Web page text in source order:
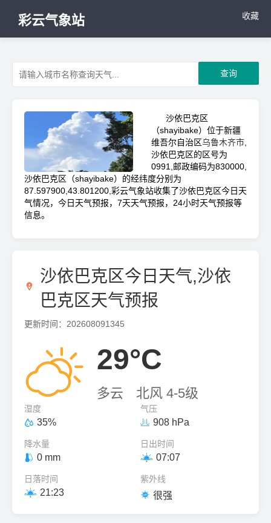
彩云气象站 收藏
查询
沙依巴克区
（shayibake）位于新疆
维吾尔自治区乌鲁木齐市
沙依巴克区的区号为
0991,邮政编码为830000,
沙依巴克区（shayibake）的经纬度分别为
87.597900,43.801200,彩云气象站收集了沙依巴克区今日天
气情况，今日天气预报，7天天气预报，24小时天气预报等
信息。

沙依巴克区今日天气,沙依
巴克区天气预报
更新时间：202608091345
 29°C
多云 北风 4-5级
湿度
 35%
气压
 908 hPa
降水量
 0 mm
日出时间
 07:07
日落时间
 21:23
紫外线
 很强